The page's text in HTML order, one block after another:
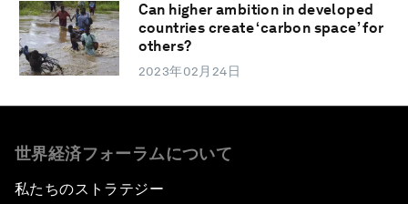
Can higher ambition in developed
countries create ‘carbon space’ for
others?
2023年02月24日
世界経済フォーラムについて
私たちのストラテジー